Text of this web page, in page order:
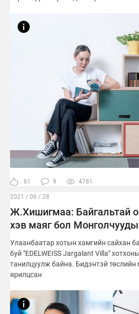
61 9 4781
2021 / 06 / 28
Ж.Хишигмаа: Байгальтай
хэв маяг бол
Улаанбаатар хотын хамгийн сайхан
буй "EDELWEISS Jargalant Villa"
танилцуулж байна. Бидэнтэй
ярилцсан